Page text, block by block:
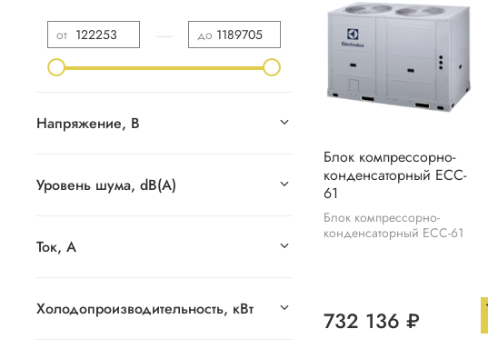
Блок компрессорно-
конденсаторный ECC-
61
Блок компрессорно-
конденсаторный ECC-61
732 136 ₽
от до
Напряжение, В
Уровень шума, dB(A)
Ток, А
Холодопроизводительность, кВт